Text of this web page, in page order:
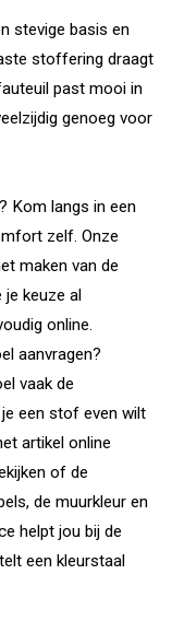
stevige basis en
stoffering draagt
past mooi in
genoeg voor
Kom langs in een
zelf. Onze
maken van de
je keuze al
online.
aanvragen?
vaak de
een stof even wilt
artikel online
of de
de muurkleur en
helpt jou bij de
een kleurstaal